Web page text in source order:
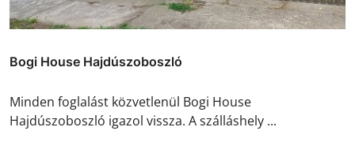
Bogi House Hajdúszoboszló
Minden foglalást közvetlenül Bogi House
Hajdúszoboszló igazol vissza. A szálláshely ...